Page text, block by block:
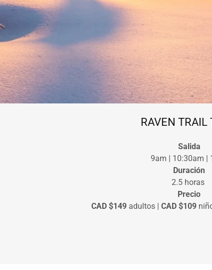
RAVEN TRAIL
Salida
9am | 10:30am |
Duración
2.5 horas
Precio
CAD $149 adultos | CAD $109